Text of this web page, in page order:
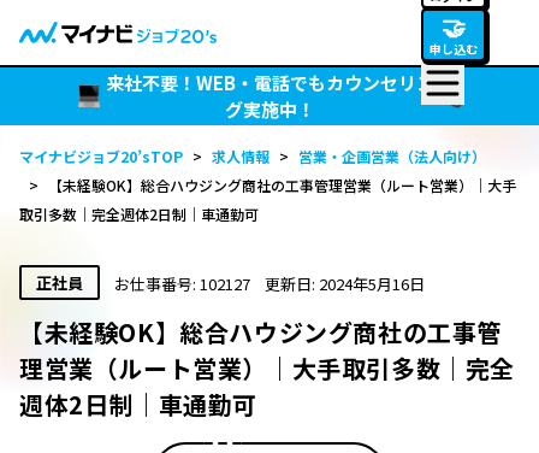
🤝
申し込む
来社不要！WEB・電話でもカウンセリン
グ実施中！
マイナビジョブ20’sTOP > 求人情報 > 営業・企画営業（法人向け）
>
【未経験OK】総合ハウジング商社の工事管理営業（ルート営業）｜大手
取引多数｜完全週体2日制｜車通勤可
正社員 お仕事番号: 102127 更新日: 2024年5月16日
【未経験OK】総合ハウジング商社の工事管
理営業（ルート営業）｜大手取引多数｜完全
週体2日制｜車通勤可